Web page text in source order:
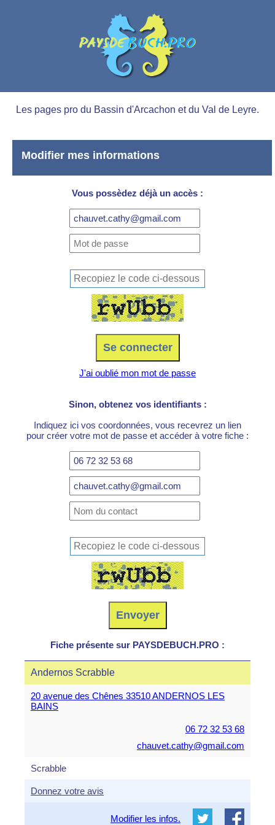
Les pages pro du Bassin d'Arcachon et du Val de Leyre.
Modifier mes informations
Vous possèdez déjà un accès :
J'ai oublié mon mot de passe
Sinon, obtenez vos identifiants :
Indiquez ici vos coordonnées, vous recevrez un lien
pour créer votre mot de passe et accéder à votre fiche :
Fiche présente sur PAYSDEBUCH.PRO :
Andernos Scrabble
20 avenue des Chênes 33510 ANDERNOS LES
BAINS
06 72 32 53 68
chauvet.cathy@gmail.com
Scrabble
Donnez votre avis
Modifier les infos.